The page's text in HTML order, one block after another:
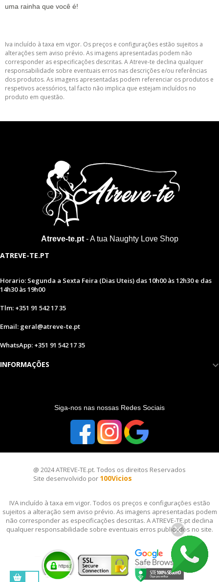
uma rainha que você é!
Iva incluído à taxa em vigor. Os preços e configurações estão sujeitos a
alterações sem aviso prévio. As imagens apresentadas podem não
corresponder as especificações descritas. A Atreve-te declina qualquer
responsabilidade sobre eventuais erros nas descrições e/ou referências
dos produtos. As imagens apresentadas podem referenciar os produtos e
respetivos acessórios, tal facto não implica que estejam incluídos no
produto em questão.
Atreve-te.pt- A tua Naughty Love Shop
ATREVE-TE.PT
Horario: Segunda a Sexta Feira (Dias Uteis) das 10h00 às 12h30 e das
14h30 às 19h00
Tlm: +351 91 542 17 35
Email: geral@atreve-te.pt
WhatsApp: +351 91 542 17 35
INFORMAÇÕES
Siga-nos nas nossas Redes Sociais
@ 2024 ATREVE-TE.pt. Todos os direitos Reservados
Site desenvolvido por 100Vicios
IVA incluído à taxa em vigor. Todos os preços e configurações estão
sujeitos a alteração sem aviso prévio. As imagens apresentadas podem
não corresponder as especificações descritas. A ATREVE-TE.pt declina
qualquer responsabilidade sobre eventuais erros publicados no site.